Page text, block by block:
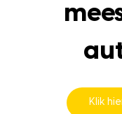
Klik